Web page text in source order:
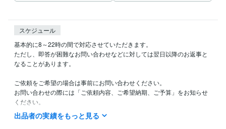
スケジュール
基本的に8～22時の間で対応させていただきます。
ただし、即答が困難なお問い合わせなどに対しては翌日以降のお返事と
なることがあります。
ご依頼をご希望の場合は事前にお問い合わせください。
お問い合わせの際には「ご依頼内容、ご希望納期、ご予算」をお知らせ
ください。
「見積り・カスタマイズの相談をする」からご連絡をいただく場合は提
出品者の実績をもっと見る